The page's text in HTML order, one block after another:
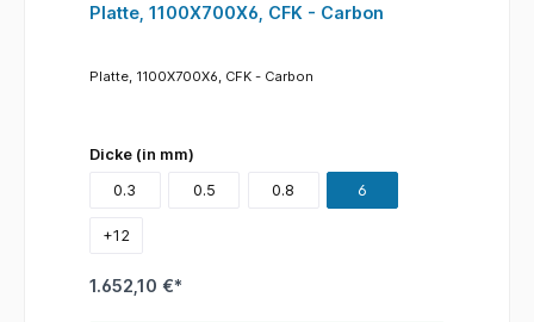
Platte, 1100X700X6, CFK - Carbon
Platte, 1100X700X6, CFK - Carbon
Dicke (in mm)
0.3
0.5 0.8 6
+12
1.652,10 €*